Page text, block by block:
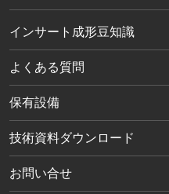
インサート成形豆知識
よくある質問
保有設備
技術資料ダウンロード
お問い合せ